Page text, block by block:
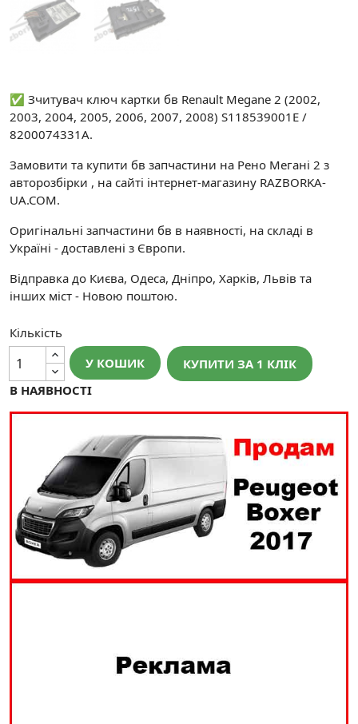
✅ Зчитувач ключ картки бв Renault Megane 2 (2002,
2003, 2004, 2005, 2006, 2007, 2008) S118539001E /
8200074331A.
Замовити та купити бв запчастини на Рено Мегані 2 з
авторозбірки , на сайті інтернет-магазину RAZBORKA-
UA.COM.
Оригінальні запчастини бв в наявності, на складі в
Україні - доставлені з Європи.
Відправка до Києва, Одеса, Дніпро, Харків, Львів та
інших міст - Новою поштою.
Кількість
У КОШИК
КУПИТИ ЗА 1 КЛIК
В НАЯВНОСТІ